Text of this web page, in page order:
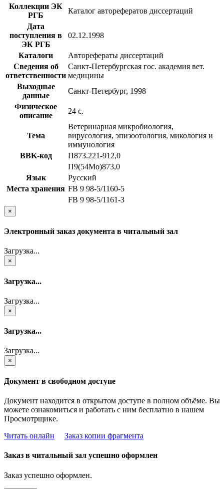
Коллекции ЭК
РГБ
Каталог авторефератов диссертаций
Дата
поступления в
ЭК РГБ
02.12.1998
Каталоги
Авторефераты диссертаций
Сведения об
ответственности
Санкт-Петербургская гос. академия вет.
медицины
Выходные
данные
Санкт-Петербург, 1998
Физическое
описание
24 с.
Тема
Ветеринарная микробиология,
вирусология, эпизоотология, микология и
иммунология
BBK-код
П873.221-912,0
П9(54Мо)873,0
Язык
Русский
Места хранения FB 9 98-5/1160-5
FB 9 98-5/1161-3
×
Электронный заказ документа в читальный зал
Загрузка...
×
Загрузка...
Загрузка...
×
Загрузка...
Загрузка...
×
Документ в свободном доступе
Документ находится в открытом доступе в полном объёме. Вы
можете ознакомиться и работать с ним бесплатно в нашем
Просмотрщике.
Читать онлайн
Заказ копии фрагмента
Заказ в читальный зал успешно оформлен
Заказ успешно оформлен.